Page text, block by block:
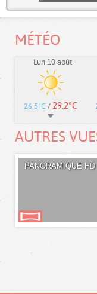
MÉTÉO
Lun 10 août
26.5°C / 29.2°C
AUTRES
PANORAMIQUE HD